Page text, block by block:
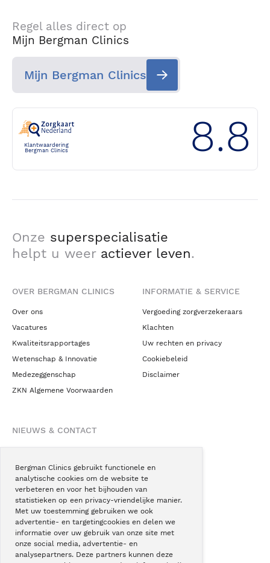
Bergman Clinics gebruikt functionele en
analytische cookies om de website te
verbeteren en voor het bijhouden van
statistieken op een privacy-vriendelijke manier.
Met uw toestemming gebruiken we ook
advertentie- en targetingcookies en delen we
informatie over uw gebruik van onze site met
onze social media, advertentie- en
analysepartners. Deze partners kunnen deze
Zwolle
Uiterlijk
Eekwal 1A
8011 LA Zwolle
Prof. Bronkhorstlaan 10 - Gebouw 60
Regel alles direct op
Mijn Bergman Clinics
Mijn Bergman Clinics
Klantwaardering
Bergman Clinics
8.8
Onze superspecialisatie
helpt u weer actiever leven.
OVER BERGMAN CLINICS
Over ons
Vacatures
Kwaliteitsrapportages
Wetenschap & Innovatie
Medezeggenschap
ZKN Algemene Voorwaarden
INFORMATIE & SERVICE
Vergoeding zorgverzekeraars
Klachten
Uw rechten en privacy
Cookiebeleid
Disclaimer
NIEUWS & CONTACT
Blogs
Podcast
Pressroom
Instagram
Facebook
LinkedIn